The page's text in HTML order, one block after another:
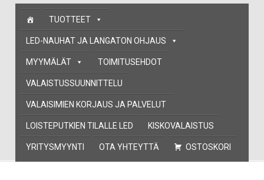
Skip
content
TUOTTEET
LED-NAUHAT JA LANGATON OHJAUS
MYYMÄLÄT TOIMITUSEHDOT
VALAISTUSSUUNNITTELU
VALAISIMIEN KORJAUS JA PALVELUT
LOISTEPUTKIEN TILALLE LED KISKOVALAISTUS
YRITYSMYYNTI OTA YHTEYTTÄ OSTOSKORI